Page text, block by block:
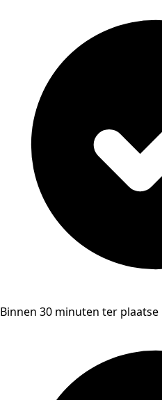
Binnen 30 minuten ter plaatse